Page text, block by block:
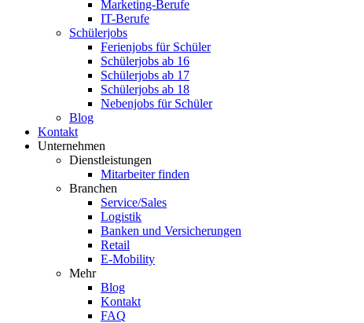
Marketing-Berufe
IT-Berufe
Schülerjobs
Ferienjobs für Schüler
Schülerjobs ab 16
Schülerjobs ab 17
Schülerjobs ab 18
Nebenjobs für Schüler
Blog
Kontakt
Unternehmen
Dienstleistungen
Mitarbeiter finden
Branchen
Service/Sales
Logistik
Banken und Versicherungen
Retail
E-Mobility
Mehr
Blog
Kontakt
FAQ